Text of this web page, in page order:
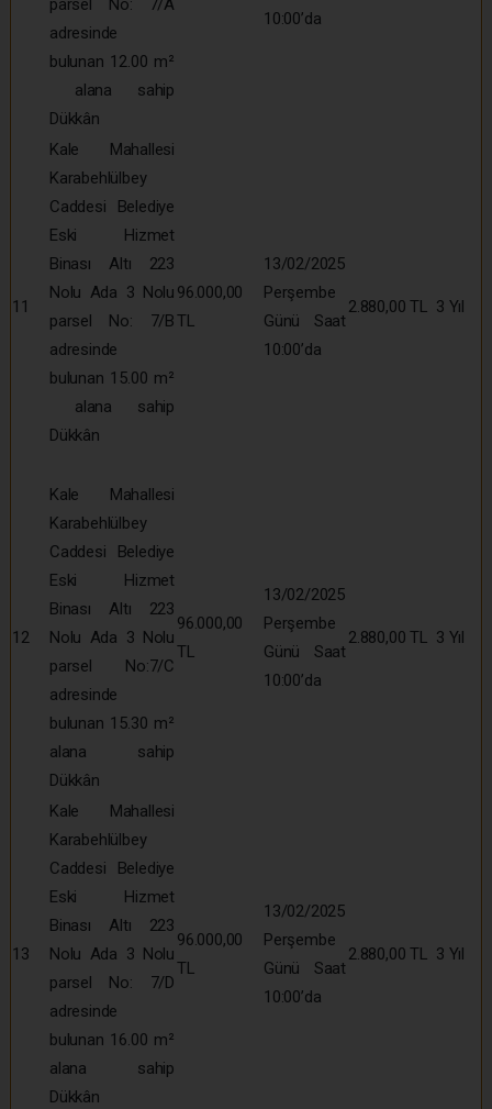
parsel No: 7/A
adresinde
bulunan 12.00 m²
alana sahip
Dükkân
10:00’da
11
Kale Mahallesi
Karabehlülbey
Caddesi Belediye
Eski Hizmet
Binası Altı 223
Nolu Ada 3 Nolu
parsel No: 7/B
adresinde
bulunan 15.00 m²
alana sahip
Dükkân
96.000,00
TL
13/02/2025
Perşembe
Günü Saat
10:00’da
2.880,00 TL 3 Yıl
12
Kale Mahallesi
Karabehlülbey
Caddesi Belediye
Eski Hizmet
Binası Altı 223
Nolu Ada 3 Nolu
parsel No:7/C
adresinde
bulunan 15.30 m²
alana sahip
Dükkân
96.000,00
TL
13/02/2025
Perşembe
Günü Saat
10:00’da
2.880,00 TL 3 Yıl
13
Kale Mahallesi
Karabehlülbey
Caddesi Belediye
Eski Hizmet
Binası Altı 223
Nolu Ada 3 Nolu
parsel No: 7/D
adresinde
bulunan 16.00 m²
alana sahip
Dükkân
96.000,00
TL
13/02/2025
Perşembe
Günü Saat
10:00’da
2.880,00 TL 3 Yıl